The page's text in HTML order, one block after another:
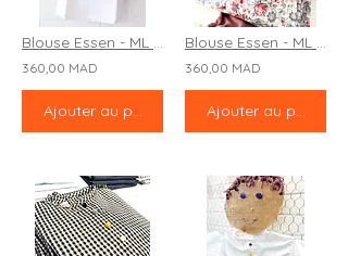
Blouse Essen - ML "Rue de Sèvres"
360,00 MAD
Ajouter au panier
Blouse Essen - ML "Saly"
360,00 MAD
Ajouter au panier